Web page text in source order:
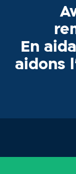
En
aidons